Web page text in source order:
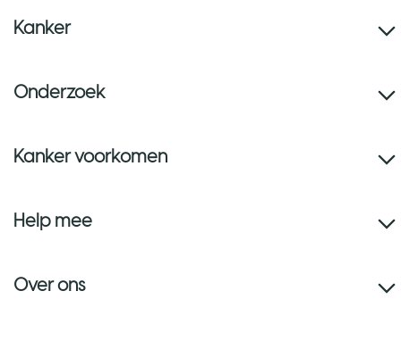
Kanker
Onderzoek
Kanker voorkomen
Help mee
Over ons